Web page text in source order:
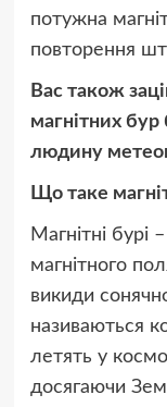
потужна
повторення
Вас також
магнітних бур
людину
Що таке
Магнітні бурі
магнітного
викиди
називаються
летять у
досягаючи